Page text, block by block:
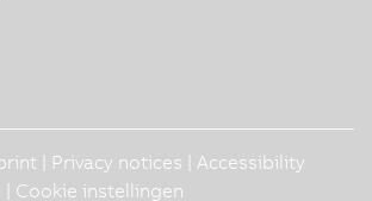
Privacy notices
Accessibility
Cookie instellingen